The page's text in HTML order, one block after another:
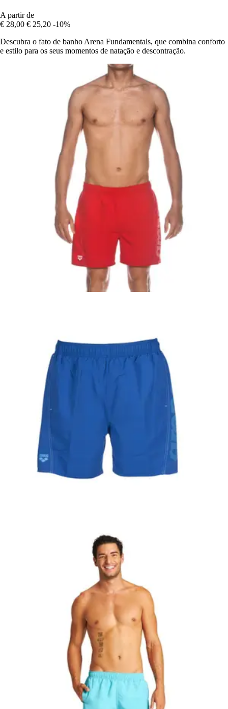
A partir de
€ 28,00 € 25,20 -10%
Descubra o fato de banho Arena Fundamentals, que combina conforto
e estilo para os seus momentos de natação e descontração.